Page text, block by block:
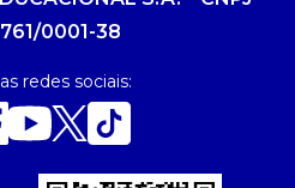
0001-38
redes sociais: